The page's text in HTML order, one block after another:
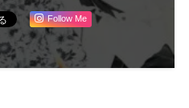
Follow Me